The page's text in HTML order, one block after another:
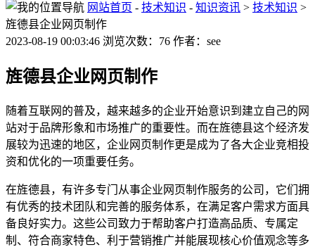
网站首页 - 技术知识 - 知识资讯 > 技术知识 >
旌德县企业网页制作
2023-08-19 00:03:46 浏览次数：76 作者：see
旌德县企业网页制作
随着互联网的普及，越来越多的企业开始意识到建立自己的网
站对于品牌形象和市场推广的重要性。而在旌德县这个经济发
展较为迅速的地区，企业网页制作更是成为了各大企业竞相投
资和优化的一项重要任务。
在旌德县，有许多专门从事企业网页制作服务的公司，它们拥
有优秀的技术团队和完善的服务体系，在满足客户需求方面具
备良好实力。这些公司致力于帮助客户打造高品质、专属定
制、符合商家特色、利于营销推广并能展现核心价值观念等多